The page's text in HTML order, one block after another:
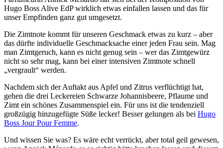
Hugo Boss Alive EdP wirklich etwas einfallen lassen und das für
unser Empfinden ganz gut umgesetzt.
Die Zimtnote kommt für unseren Geschmack etwas zu kurz – aber
das dürfte individuelle Geschmacksache einer jeden Frau sein. Mag
man Zimtgeruch, kann es nicht genug sein – wer das Zimtgewürz
nicht so sehr mag, kann bei einer intensiven Zimtnote schnell
„vergrault“ werden.
Nachdem sich der Auftakt aus Apfel und Zitrus verflüchtigt hat,
gehen die drei Leckereien Schwarze Johannisbeere, Pflaume und
Zimt ein schönes Zusammenspiel ein. Für uns ist die tendenziell
großzügig hinzugefügte Süße lecker! Besser gelungen als bei Hugo
Boss Jour Pour Femme.
Und wissen Sie was? Es wäre echt verrückt, aber total geil gewesen,